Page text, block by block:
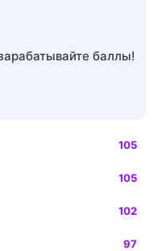
баллы!
105
105
102
97